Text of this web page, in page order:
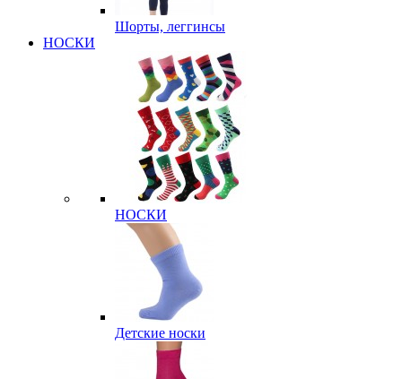
Шорты, леггинсы
НОСКИ
НОСКИ
Детские носки